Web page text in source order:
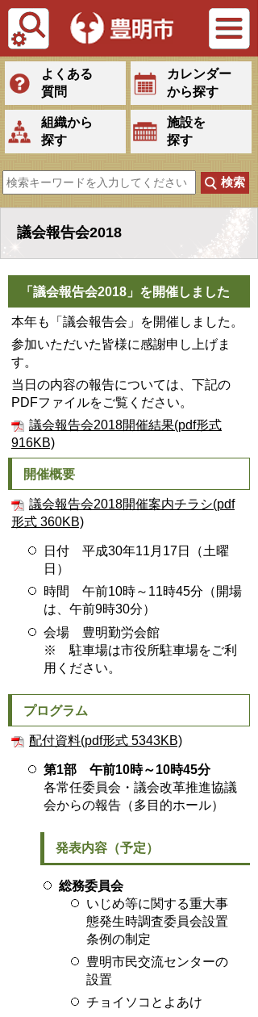
Tiếng Việt
よくある
質問
カレンダー
から探す
組織から
探す
施設を
探す
議会報告会2018
「議会報告会2018」を開催しました
本年も「議会報告会」を開催しました。
参加いただいた皆様に感謝申し上げま
す。
当日の内容の報告については、下記の
PDFファイルをご覧ください。
議会報告会2018開催結果(pdf形式
916KB)
開催概要
議会報告会2018開催案内チラシ(pdf
形式 360KB)
日付 平成30年11月17日（土曜
日）
時間 午前10時～11時45分（開場
は、午前9時30分）
会場 豊明勤労会館
※ 駐車場は市役所駐車場をご利
用ください。
プログラム
配付資料(pdf形式 5343KB)
第1部 午前10時～10時45分
各常任委員会・議会改革推進協議
会からの報告（多目的ホール）
発表内容（予定）
総務委員会
いじめ等に関する重大事
態発生時調査委員会設置
条例の制定
豊明市民交流センターの
設置
チョイソコとよあけ